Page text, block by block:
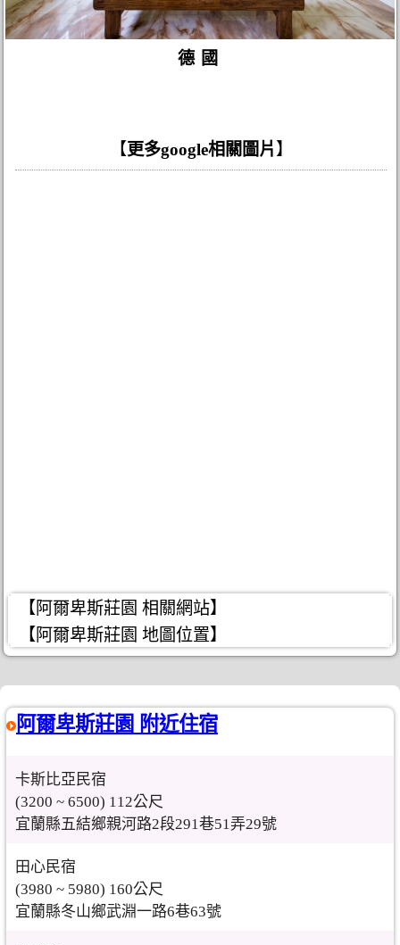
德國
【 更多google相關圖片 】
【阿爾卑斯莊園 相關網站】
【阿爾卑斯莊園 地圖位置】
阿爾卑斯莊園 附近住宿
卡斯比亞民宿
(3200 ~ 6500) 112公尺
宜蘭縣五結鄉親河路2段291巷51弄29號
田心民宿
(3980 ~ 5980) 160公尺
宜蘭縣冬山鄉武淵一路6巷63號